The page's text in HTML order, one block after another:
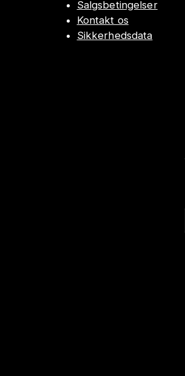
Salgsbetingelser
Kontakt os
Sikkerhedsdata